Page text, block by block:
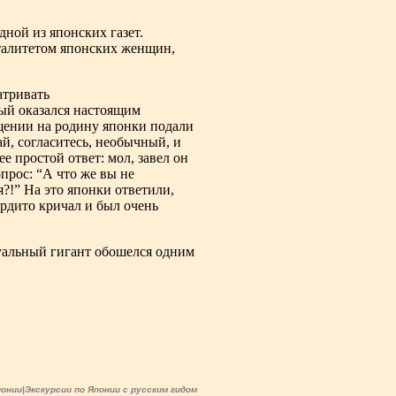
из японских газет.
японских женщин,
оказался настоящим
на родину японки подали
согласитесь, необычный, и
простой ответ: мол, завел он
“А что же вы не
На это японки ответили,
кричал и был очень
гигант обошелся одним
по Японии с русским гидом